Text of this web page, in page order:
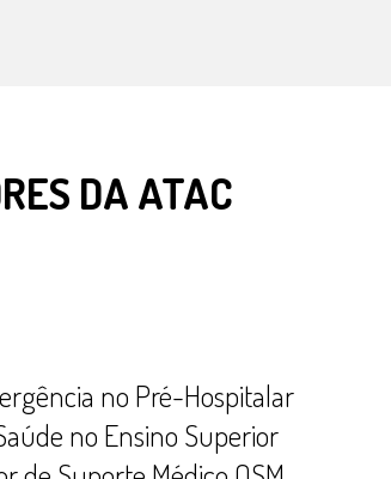
DA ATAC
no Pré-Hospitalar
no Ensino Superior